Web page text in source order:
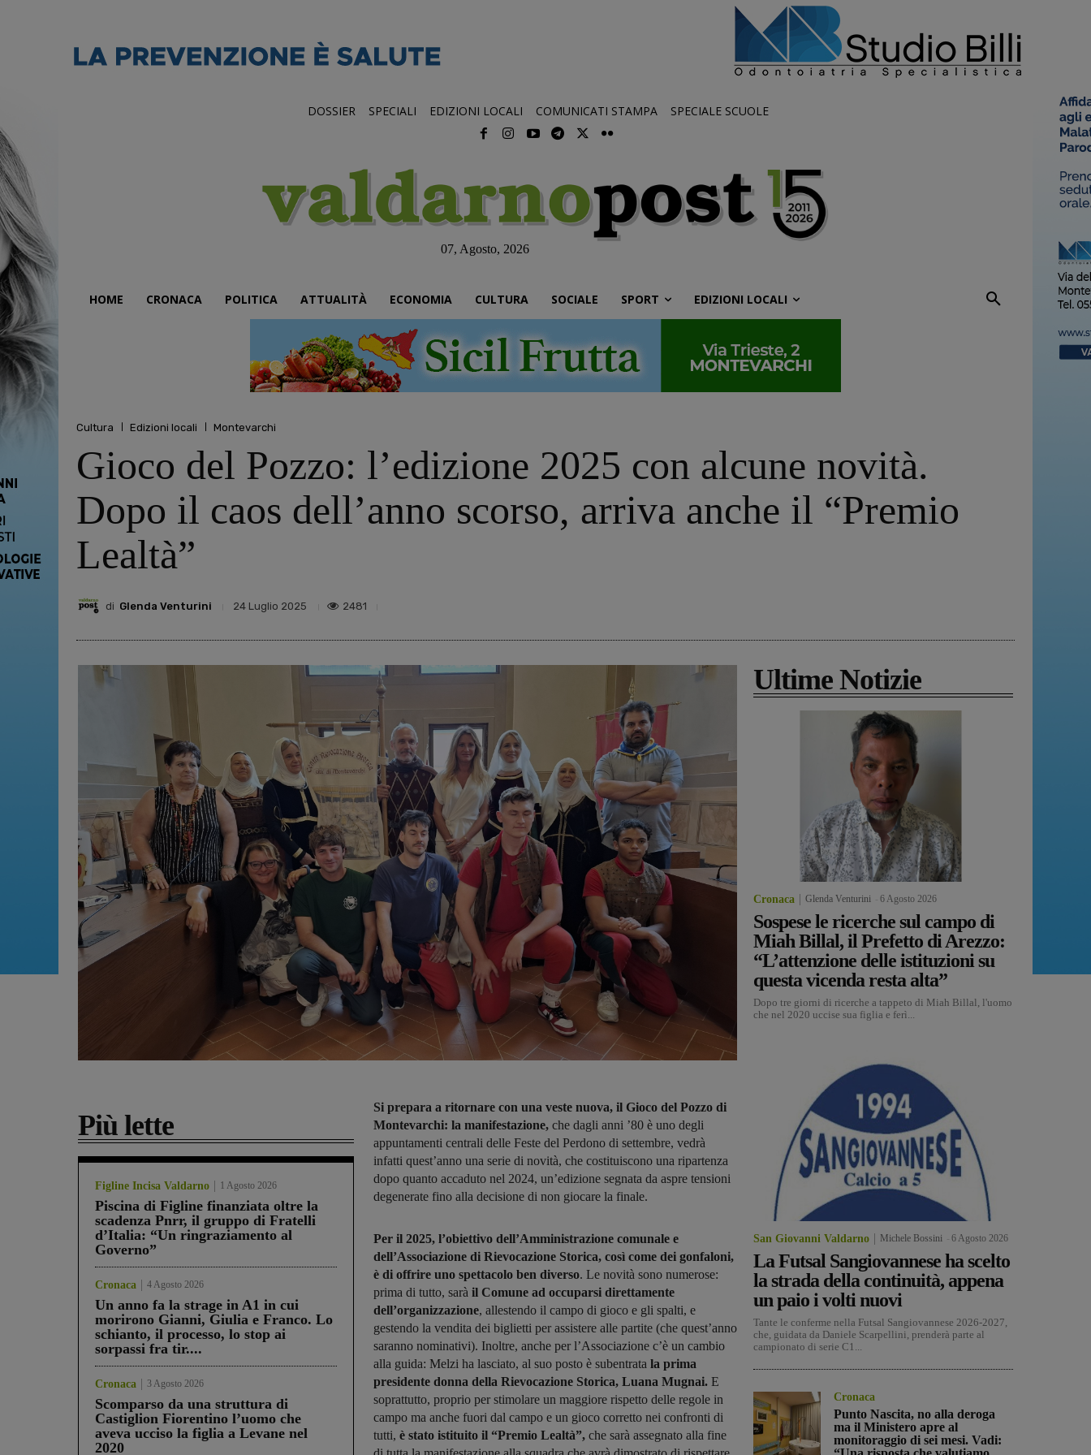
DOSSIER SPECIALI EDIZIONI LOCALI COMUNICATI STAMPA SPECIALE SCUOLE
07, Agosto, 2026
HOME CRONACA POLITICA ATTUALITÀ ECONOMIA CULTURA SOCIALE SPORT EDIZIONI LOCALI
Cultura Edizioni locali Montevarchi
Gioco del Pozzo: l’edizione 2025 con alcune novità.
Dopo il caos dell’anno scorso, arriva anche il “Premio
Lealtà”
di Glenda Venturini 24 Luglio 2025 2481
Più lette
Figline Incisa Valdarno 1 Agosto 2026
Piscina di Figline finanziata oltre la
scadenza Pnrr, il gruppo di Fratelli
d’Italia: “Un ringraziamento al
Governo”
Cronaca 4 Agosto 2026
Un anno fa la strage in A1 in cui
morirono Gianni, Giulia e Franco. Lo
schianto, il processo, lo stop ai
sorpassi fra tir....
Cronaca 3 Agosto 2026
Scomparso da una struttura di
Castiglion Fiorentino l’uomo che
aveva ucciso la figlia a Levane nel
2020
Si prepara a ritornare con una veste nuova, il Gioco del Pozzo di
Montevarchi: la manifestazione, che dagli anni ’80 è uno degli
appuntamenti centrali delle Feste del Perdono di settembre, vedrà
infatti quest’anno una serie di novità, che costituiscono una ripartenza
dopo quanto accaduto nel 2024, un’edizione segnata da aspre tensioni
degenerate fino alla decisione di non giocare la finale.
Per il 2025, l’obiettivo dell’Amministrazione comunale e
dell’Associazione di Rievocazione Storica, così come dei gonfaloni,
è di offrire uno spettacolo ben diverso. Le novità sono numerose:
prima di tutto, sarà il Comune ad occuparsi direttamente
dell’organizzazione, allestendo il campo di gioco e gli spalti, e
gestendo la vendita dei biglietti per assistere alle partite (che quest’anno
saranno nominativi). Inoltre, anche per l’Associazione c’è un cambio
alla guida: Melzi ha lasciato, al suo posto è subentrata la prima
presidente donna della Rievocazione Storica, Luana Mugnai. E
soprattutto, proprio per stimolare un maggiore rispetto delle regole in
campo ma anche fuori dal campo e un gioco corretto nei confronti di
tutti, è stato istituito il “Premio Lealtà”, che sarà assegnato alla fine
Ultime Notizie
Cronaca Glenda Venturini 6 Agosto 2026
Sospese le ricerche sul campo di
Miah Billal, il Prefetto di Arezzo:
“L’attenzione delle istituzioni su
questa vicenda resta alta”
Dopo tre giorni di ricerche a tappeto di Miah Billal, l'uomo
che nel 2020 uccise sua figlia e ferì...
San Giovanni Valdarno Michele Bossini 6 Agosto 2026
La Futsal Sangiovannese ha scelto
la strada della continuità, appena
un paio i volti nuovi
Tante le conferme nella Futsal Sangiovannese 2026-2027,
che, guidata da Daniele Scarpellini, prenderà parte al
campionato di serie C1...
Cronaca
Punto Nascita, no alla deroga
ma il Ministero apre al
monitoraggio di sei mesi. Vadi: